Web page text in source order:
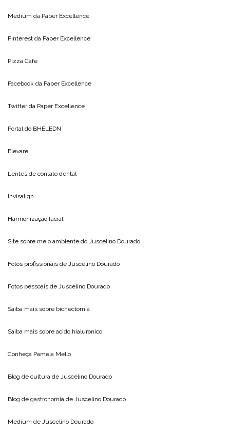
Medium da Paper Excellence
Pinterest da Paper Excellence
Pizza Cafe
Facebook da Paper Excellence
Twitter da Paper Excellence
Portal do BHELEDN
Elevare
Lentes de contato dental
Invisalign
Harmonização facial
Site sobre meio ambiente do Juscelino Dourado
Fotos profissionais de Juscelino Dourado
Fotos pessoais de Juscelino Dourado
Saiba mais sobre bichectomia
Saiba mais sobre acido hialuronico
Conheça Pamela Mello
Blog de cultura de Juscelino Dourado
Blog de gastronomia de Juscelino Dourado
Medium de Juscelino Dourado